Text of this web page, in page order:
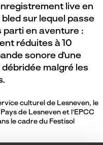
live en
sur lequel passe
en aventure :
réduites à 10
sonore d’une
malgré les
culturel de Lesneven, le
de Lesneven et l’EPCC
le cadre du Festisol